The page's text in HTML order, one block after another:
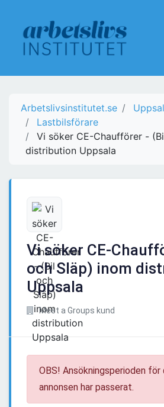
Arbetslivsinstitutet.se
Lastbilsförare
Vi söker CE-Chaufförer -
distribution Uppsala
Vi söker CE-
och Släp) inom
Uppsala
Meet a Groups kund
OBS! Ansökningsperioden för
annonsen har passerat.